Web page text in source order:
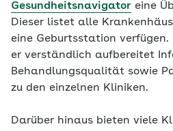
Gesundheitsnavigator eine
Dieser listet alle
eine Geburtsstation
er verständlich aufbereitet
Behandlungsqualität sowie
zu den einzelnen Kliniken.
Darüber hinaus bieten viele